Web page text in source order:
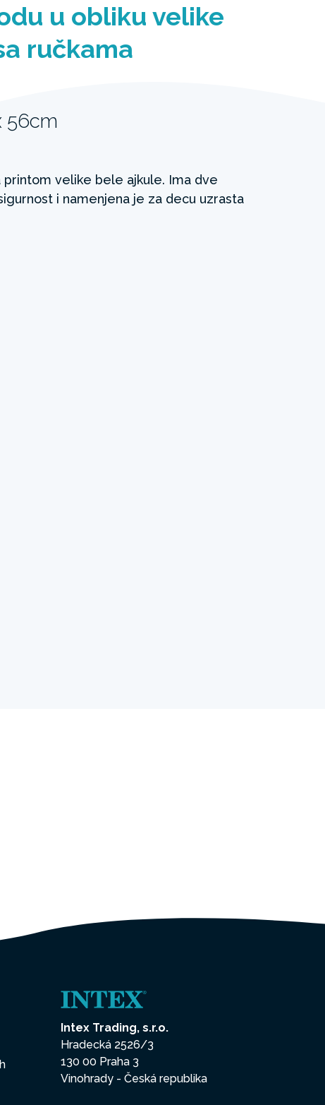
u obliku velike
ručkama
56cm
printom velike bele ajkule. Ima dve
i namenjena je za decu uzrasta
Intex Trading, s.r.o.
Hradecká 2526/3
130 00 Praha 3
Vinohrady - Česká republika